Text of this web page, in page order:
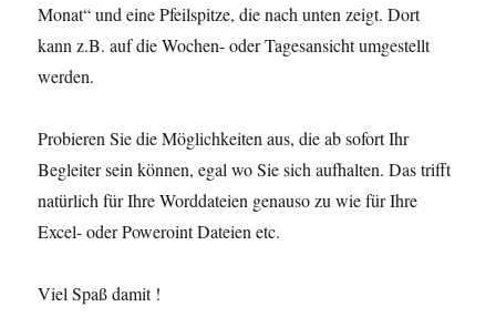
Monat“ und eine Pfeilspitze, die nach unten zeigt. Dort
kann z.B. auf die Wochen- oder Tagesansicht umgestellt
werden.
Probieren Sie die Möglichkeiten aus, die ab sofort Ihr
Begleiter sein können, egal wo Sie sich aufhalten. Das trifft
natürlich für Ihre Worddateien genauso zu wie für Ihre
Excel- oder Poweroint Dateien etc.
Viel Spaß damit !